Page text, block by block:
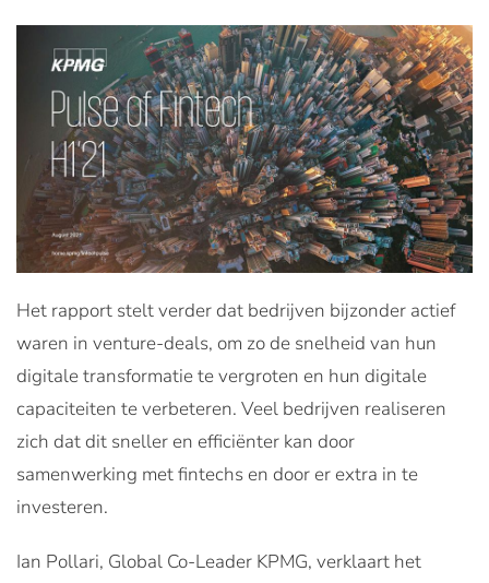
Het rapport stelt verder dat bedrijven bijzonder actief
waren in venture-deals, om zo de snelheid van hun
digitale transformatie te vergroten en hun digitale
capaciteiten te verbeteren. Veel bedrijven realiseren
zich dat dit sneller en efficiënter kan door
samenwerking met fintechs en door er extra in te
investeren.
Ian Pollari, Global Co-Leader KPMG, verklaart het